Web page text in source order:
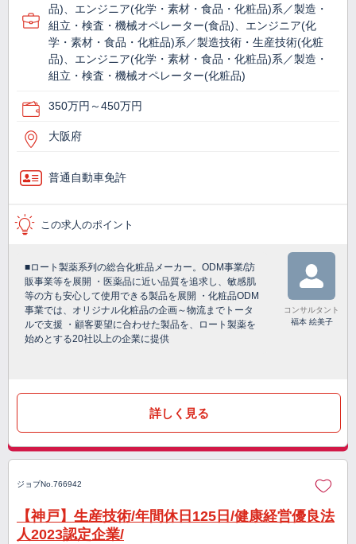
品)、エンジニア(化学・素材・食品・化粧品)系／製造・
組立・検査・機械オペレーター(食品)、エンジニア(化
学・素材・食品・化粧品)系／製造技術・生産技術(化粧
品)、エンジニア(化学・素材・食品・化粧品)系／製造・
組立・検査・機械オペレーター(化粧品)
350万円～450万円
大阪府
普通自動車免許
この求人のポイント
■ロート製薬系列の総合化粧品メーカー。ODM事業/訪
販事業等を展開 ・医薬品に近い品質を追求し、敏感肌
等の方も安心して使用できる製品を展開 ・化粧品ODM
事業では、オリジナル化粧品の企画～物流までトータ
ルで支援 ・顧客要望に合わせた製品を、ロート製薬を
始めとする20社以上の企業に提供
コンサルタント
福本 絵美子
詳しく見る
ジョブNo.766942
【神戸】生産技術/年間休日125日/健康経営優良法
人2023認定企業/